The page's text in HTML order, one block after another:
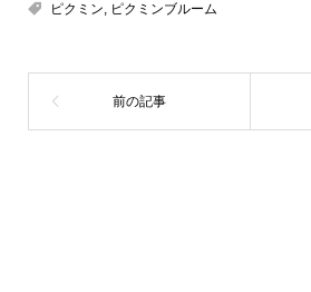
ピクミン, ピクミンブルーム